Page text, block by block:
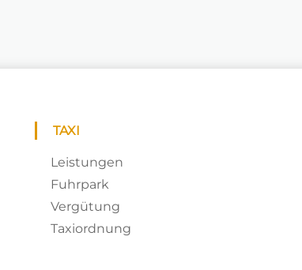
TAXI
Leistungen
Fuhrpark
Vergütung
Taxiordnung